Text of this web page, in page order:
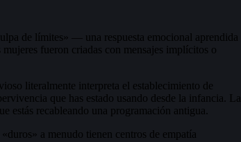
de límites» — una respuesta emocional aprendida
fueron criadas con mensajes implícitos o
literalmente interpreta el establecimiento de
que has estado usando desde la infancia. La
estás recableando una programación antigua.
a menudo tienen centros de empatía